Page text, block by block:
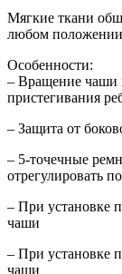
Мягкие ткани
любом
Особенности:
– Вращение чаши
пристегивания
– Защита от
– 5-точечные
отрегулировать
– При установке
чаши
– При установке
чаши